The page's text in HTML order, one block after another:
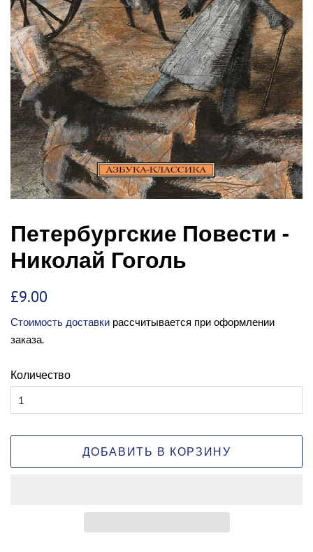
Петербургские Повести -
Николай Гоголь
Обычная
£9.00
скидкой
Стоимость доставки рассчитывается при оформлении
заказа.
Количество
ДОБАВИТЬ В КОРЗИНУ